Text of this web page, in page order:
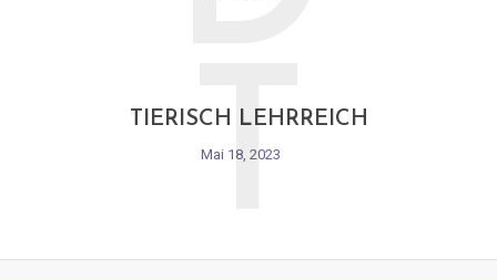
TIERISCH LEHRREICH
Mai 18, 2023
T